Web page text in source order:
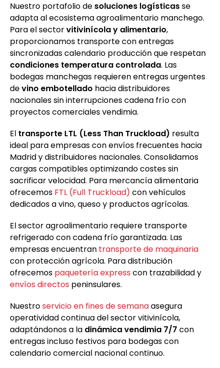
Nuestro portafolio de soluciones logísticasse
adapta al ecosistema agroalimentario manchego.
Para el sectorvitivinícola y alimentario,
proporcionamos transporte con entregas
sincronizadas calendario producción que respetan
condiciones temperatura controlada. Las
bodegas manchegas requieren entregas urgentes
devino embotellado hacia distribuidores
nacionales sin interrupciones cadena frío con
proyectos comerciales vendimia.
El transporte LTL (Less Than Truckload) resulta
ideal para empresas con envíos frecuentes hacia
Madrid y distribuidores nacionales. Consolidamos
cargas compatibles optimizando costes sin
sacrificar velocidad. Para mercancía alimentaria
ofrecemos FTL (Full Truckload) con vehículos
dedicados a vino, queso y productos agrícolas.
El sector agroalimentario requiere transporte
refrigerado con cadena frío garantizada. Las
empresas encuentran transporte de maquinaria
con protección agrícola. Para distribución
ofrecemos paquetería express con trazabilidad y
envíos directos peninsulares.
Nuestroservicio en fines de semanaasegura
operatividad continua del sector vitivinícola,
adaptándonos a la dinámica vendimia 7/7 con
entregas incluso festivos para bodegas con
calendario comercial nacional continuo.